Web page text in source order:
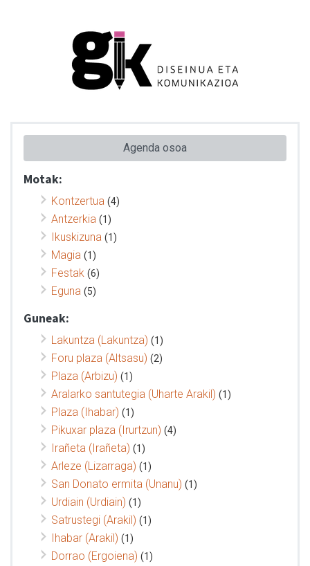
Agenda osoa
Motak:
Kontzertua (4)
Antzerkia (1)
Ikuskizuna (1)
Magia (1)
Festak (6)
Eguna (5)
Guneak:
Lakuntza (Lakuntza) (1)
Foru plaza (Altsasu) (2)
Plaza (Arbizu) (1)
Aralarko santutegia (Uharte Arakil) (1)
Plaza (Ihabar) (1)
Pikuxar plaza (Irurtzun) (4)
Irañeta (Irañeta) (1)
Arleze (Lizarraga) (1)
San Donato ermita (Unanu) (1)
Urdiain (Urdiain) (1)
Satrustegi (Arakil) (1)
Ihabar (Arakil) (1)
Dorrao (Ergoiena) (1)